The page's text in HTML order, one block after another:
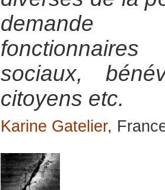
demande
sociaux,
citoyens etc.
Karine Gatelier,